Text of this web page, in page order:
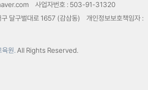
사업자번호 : 503-91-31320
달구벌대로 1657 (감삼동)
개인정보보호책임자 :
육원. All Rights Reserved.